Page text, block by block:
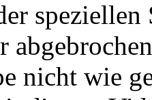
nicht wie